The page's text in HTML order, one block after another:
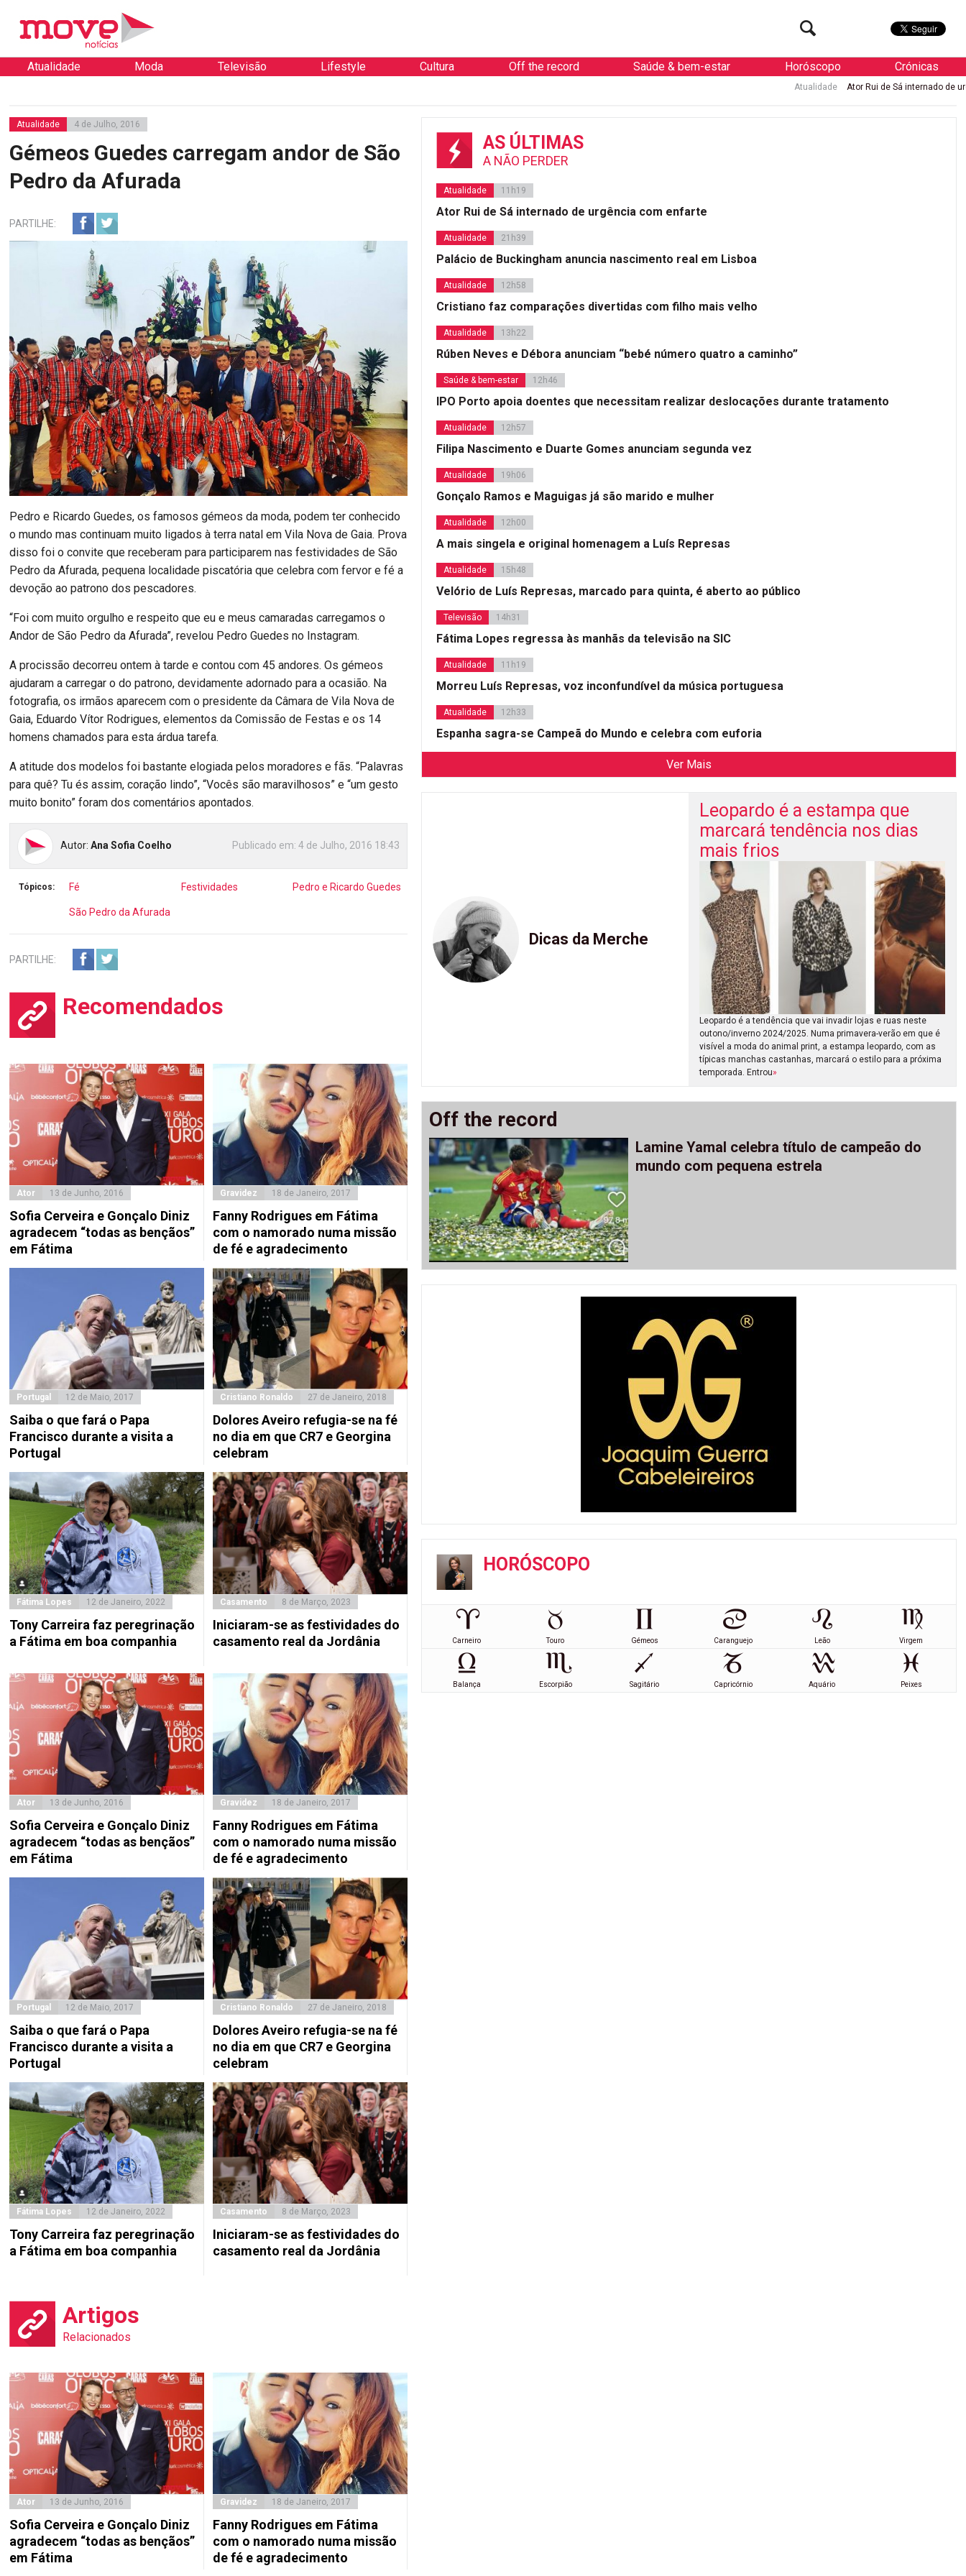
Atualidade Moda Televisão Lifestyle Cultura Off the record Saúde & bem-estar Horóscopo Crónicas
Ator Rui de Sá internado de urgência com enfarte
Atualidade 4 de Julho, 2016
Gémeos Guedes carregam andor de São
Pedro da Afurada
PARTILHE:
Pedro e Ricardo Guedes, os famosos gémeos da moda, podem ter conhecido
o mundo mas continuam muito ligados à terra natal em Vila Nova de Gaia. Prova
disso foi o convite que receberam para participarem nas festividades de São
Pedro da Afurada, pequena localidade piscatória que celebra com fervor e fé a
devoção ao patrono dos pescadores.
“Foi com muito orgulho e respeito que eu e meus camaradas carregamos o
Andor de São Pedro da Afurada”, revelou Pedro Guedes no Instagram.
A procissão decorreu ontem à tarde e contou com 45 andores. Os gémeos
ajudaram a carregar o do patrono, devidamente adornado para a ocasião. Na
fotografia, os irmãos aparecem com o presidente da Câmara de Vila Nova de
Gaia, Eduardo Vítor Rodrigues, elementos da Comissão de Festas e os 14
homens chamados para esta árdua tarefa.
A atitude dos modelos foi bastante elogiada pelos moradores e fãs. “Palavras
para quê? Tu és assim, coração lindo”, “Vocês são maravilhosos” e “um gesto
muito bonito” foram dos comentários apontados.
Autor:Ana Sofia Coelho Publicado em: 4 de Julho, 2016 18:43
Tópicos: Fé Festividades Pedro e Ricardo Guedes
São Pedro da Afurada
PARTILHE:
Recomendados
Ator 13 de Junho, 2016
Sofia Cerveira e Gonçalo Diniz
agradecem “todas as bençãos”
em Fátima
Gravidez 18 de Janeiro, 2017
Fanny Rodrigues em Fátima
com o namorado numa missão
de fé e agradecimento
Portugal 12 de Maio, 2017
Saiba o que fará o Papa
Francisco durante a visita a
Portugal
Cristiano Ronaldo 27 de Janeiro, 2018
Dolores Aveiro refugia-se na fé
no dia em que CR7 e Georgina
celebram
Fátima Lopes 12 de Janeiro, 2022
Tony Carreira faz peregrinação
a Fátima em boa companhia
Casamento 8 de Março, 2023
Iniciaram-se as festividades do
casamento real da Jordânia
Ator 13 de Junho, 2016
Sofia Cerveira e Gonçalo Diniz
agradecem “todas as bençãos”
em Fátima
Gravidez 18 de Janeiro, 2017
Fanny Rodrigues em Fátima
com o namorado numa missão
de fé e agradecimento
Portugal 12 de Maio, 2017
Saiba o que fará o Papa
Francisco durante a visita a
Portugal
Cristiano Ronaldo 27 de Janeiro, 2018
Dolores Aveiro refugia-se na fé
no dia em que CR7 e Georgina
celebram
Fátima Lopes 12 de Janeiro, 2022
Tony Carreira faz peregrinação
a Fátima em boa companhia
Casamento 8 de Março, 2023
Iniciaram-se as festividades do
casamento real da Jordânia
Artigos
Relacionados
Ator 13 de Junho, 2016
Sofia Cerveira e Gonçalo Diniz
agradecem “todas as bençãos”
em Fátima
Gravidez 18 de Janeiro, 2017
Fanny Rodrigues em Fátima
com o namorado numa missão
de fé e agradecimento
AS ÚLTIMAS
A NÃO PERDER
Atualidade 11h19
Ator Rui de Sá internado de urgência com enfarte
Atualidade 21h39
Palácio de Buckingham anuncia nascimento real em Lisboa
Atualidade 12h58
Cristiano faz comparações divertidas com filho mais velho
Atualidade 13h22
Rúben Neves e Débora anunciam “bebé número quatro a caminho”
Saúde & bem-estar 12h46
IPO Porto apoia doentes que necessitam realizar deslocações durante tratamento
Atualidade 12h57
Filipa Nascimento e Duarte Gomes anunciam segunda vez
Atualidade 19h06
Gonçalo Ramos e Maguigas já são marido e mulher
Atualidade 12h00
A mais singela e original homenagem a Luís Represas
Atualidade 15h48
Velório de Luís Represas, marcado para quinta, é aberto ao público
Televisão 14h31
Fátima Lopes regressa às manhãs da televisão na SIC
Atualidade 11h19
Morreu Luís Represas, voz inconfundível da música portuguesa
Atualidade 12h33
Espanha sagra-se Campeã do Mundo e celebra com euforia
Ver Mais
Dicas da Merche
Leopardo é a estampa que
marcará tendência nos dias
mais frios
Leopardo é a tendência que vai invadir lojas e ruas neste
outono/inverno 2024/2025. Numa primavera-verão em que é
visível a moda do animal print, a estampa leopardo, com as
típicas manchas castanhas, marcará o estilo para a próxima
temporada. Entrou»
Off the record
Lamine Yamal celebra título de campeão do
mundo com pequena estrela
HORÓSCOPO
Carneiro Touro Gémeos Caranguejo Leão Virgem
Balança Escorpião Sagitário Capricórnio Aquário Peixes